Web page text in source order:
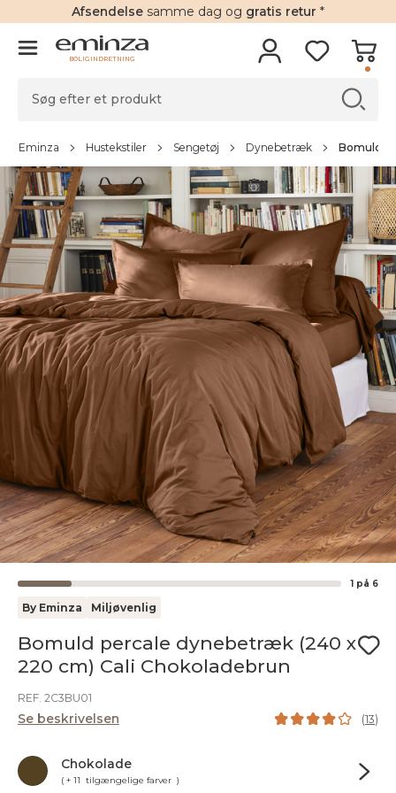
Afsendelse samme dag og gratis retur *
BOLIGINDRETNING
Eminza Hustekstiler Sengetøj Dynebetræk Bomuld
1 på 6
By Eminza Miljøvenlig
Bomuld percale dynebetræk (240 x
220 cm) Cali Chokoladebrun
REF. 2C3BU01
Se beskrivelsen (13)
Chokolade
( + 11 tilgængelige farver )